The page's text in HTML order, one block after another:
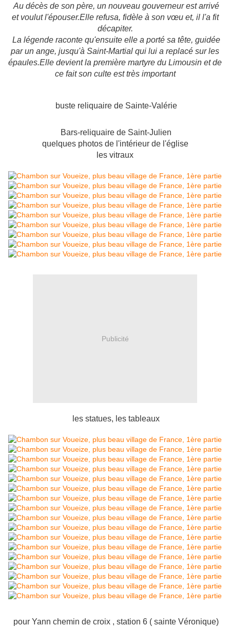
Au décès de son père, un nouveau gouverneur est arrivé
et voulut l'épouser.Elle refusa, fidèle à son vœu et, il l'a fit
décapiter.
La légende raconte qu'ensuite elle a porté sa tête, guidée
par un ange, jusqu'à Saint-Martial qui lui a replacé sur les
épaules.Elle devient la première martyre du Limousin et de
ce fait son culte est très important
buste reliquaire de Sainte-Valérie
Bars-reliquaire de Saint-Julien
quelques photos de l'intérieur de l'église
les vitraux
Publicité
les statues, les tableaux
pour Yann chemin de croix , station 6 ( sainte Véronique)